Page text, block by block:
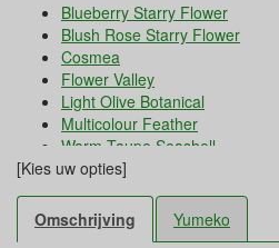
Blueberry Starry Flower
Blush Rose Starry Flower
Cosmea
Flower Valley
Light Olive Botanical
Multicolour Feather
Warm Taupe Seashell
Warm White Botanical
Warm White Feather
Warm White Sea Shell
Watercolor Dots Sea Green
[Kies uw opties]
Omschrijving Yumeko